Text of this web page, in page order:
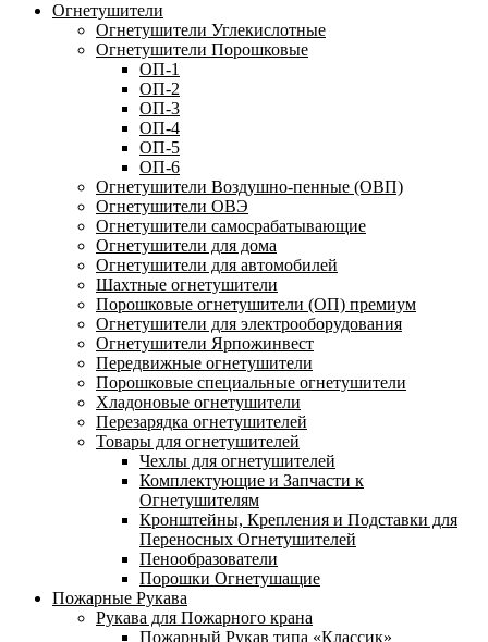
Огнетушители
Огнетушители Углекислотные
Огнетушители Порошковые
ОП-1
ОП-2
ОП-3
ОП-4
ОП-5
ОП-6
Огнетушители Воздушно-пенные (ОВП)
Огнетушители ОВЭ
Огнетушители самосрабатывающие
Огнетушители для дома
Огнетушители для автомобилей
Шахтные огнетушители
Порошковые огнетушители (ОП) премиум
Огнетушители для электрооборудования
Огнетушители Ярпожинвест
Передвижные огнетушители
Порошковые специальные огнетушители
Хладоновые огнетушители
Перезарядка огнетушителей
Товары для огнетушителей
Чехлы для огнетушителей
Комплектующие и Запчасти к
Огнетушителям
Кронштейны, Крепления и Подставки для
Переносных Огнетушителей
Пенообразователи
Порошки Огнетушащие
Пожарные Рукава
Рукава для Пожарного крана
Пожарный Рукав типа «Классик»